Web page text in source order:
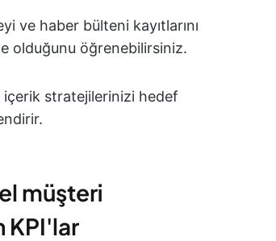
ve haber bülteni kayıtlarını
olduğunu öğrenebilirsiniz.
içerik stratejilerinizi hedef
müşteri
KPI'lar